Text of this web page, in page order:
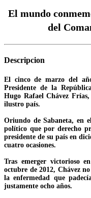
El mundo
del
Descripcion
El cinco de marzo del
Presidente de la
Hugo Rafael Chávez
ilustro país.
Oriundo de Sabaneta, en
político que por derecho
presidente de su país en
cuatro ocasiones.
Tras emerger victorioso
octubre de 2012, Chávez
la enfermedad que
justamente ocho años.